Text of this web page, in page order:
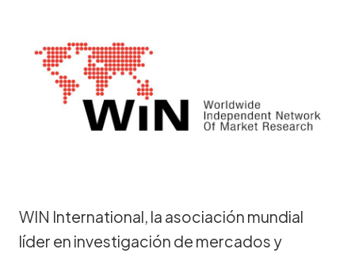
WIN International, la asociación mundial
líder en investigación de mercados y